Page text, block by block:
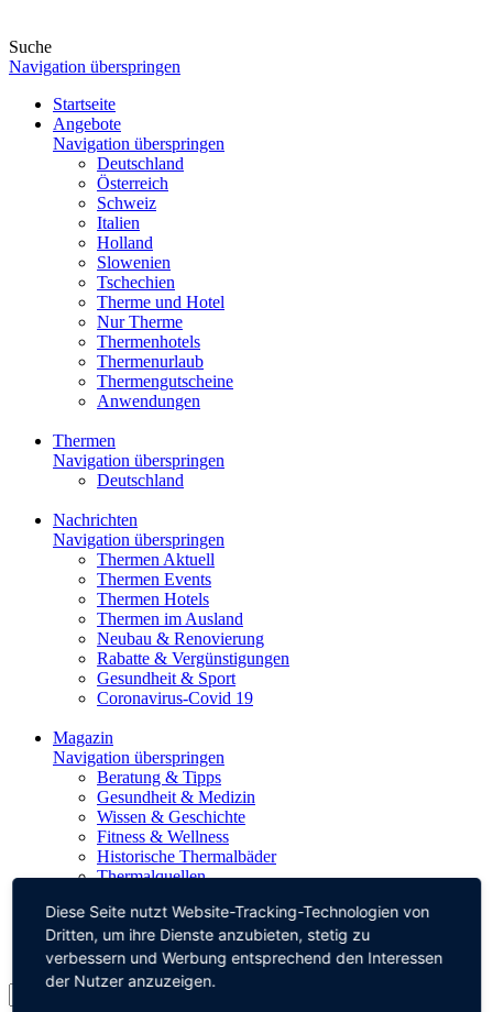
Suche
Navigation überspringen
Startseite
Angebote
Navigation überspringen
Deutschland
Österreich
Schweiz
Italien
Holland
Slowenien
Tschechien
Therme und Hotel
Nur Therme
Thermenhotels
Thermenurlaub
Thermengutscheine
Anwendungen
Thermen
Navigation überspringen
Deutschland
Nachrichten
Navigation überspringen
Thermen Aktuell
Thermen Events
Thermen Hotels
Thermen im Ausland
Neubau & Renovierung
Rabatte & Vergünstigungen
Gesundheit & Sport
Coronavirus-Covid 19
Magazin
Navigation überspringen
Beratung & Tipps
Gesundheit & Medizin
Wissen & Geschichte
Fitness & Wellness
Historische Thermalbäder
Thermalquellen
Impressum
Datenschutz
Diese Seite nutzt Website-Tracking-Technologien von
Dritten, um ihre Dienste anzubieten, stetig zu
verbessern und Werbung entsprechend den Interessen
der Nutzer anzuzeigen.